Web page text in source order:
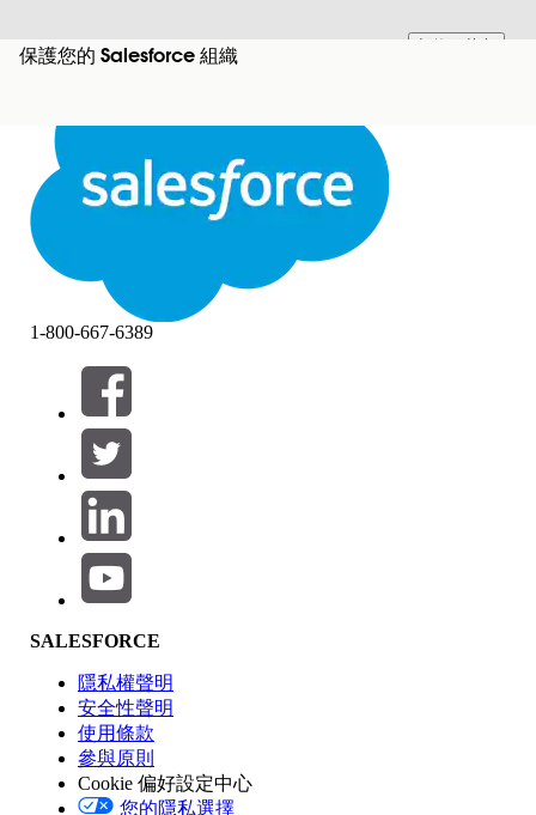
此文已使用 Salesforce 機器翻譯系統翻譯。更多詳細資料請參見
結束
保護您的 Salesforce 組織
篩選器 (0)
選取篩選
產品區域
功能影響
版本
1-800-667-6389
SALESFORCE
隱私權聲明
安全性聲明
使用條款
參與原則
Cookie 偏好設定中心
您的隱私選擇